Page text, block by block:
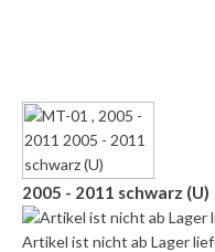
2005 - 2011 schwarz (U)
Artikel ist nicht ab Lager